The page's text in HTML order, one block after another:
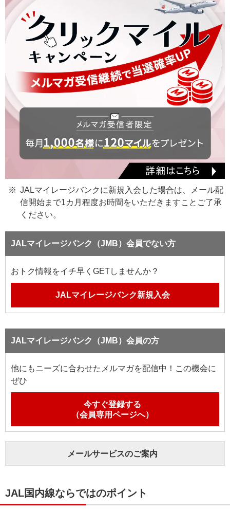
JALマイレージバンクに新規入会した場合は、メール配
信開始まで1カ月程度お時間をいただきますことご了承
ください。
JALマイレージバンク（JMB）会員でない方
おトク情報をイチ早くGETしませんか？
JALマイレージバンク新規入会
JALマイレージバンク（JMB）会員の方
他にもニーズに合わせたメルマガを配信中！この機会に
ぜひ
今すぐ登録する
（会員専用ページへ）
メールサービスのご案内
JAL国内線ならではのポイント